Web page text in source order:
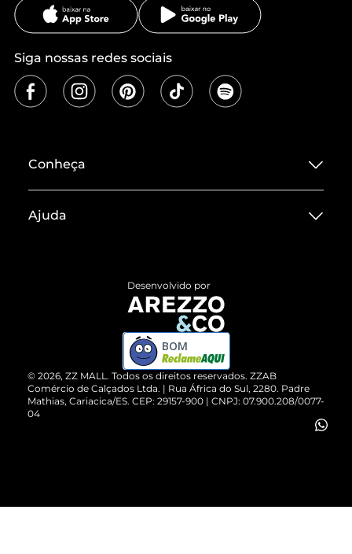
Siga nossas redes sociais
Conheça
Termos de Uso
ZZ MALL é confiável
Cartão Presente
Vendas Corporativas
Ajuda
Devolução do Produto
Compre pelo WhatsApp
© 2026, ZZ MALL. Todos os direitos reservados. ZZAB
Comércio de Calçados Ltda. | Rua África do Sul, 2280. Padre
Mathias, Cariacica/ES. CEP: 29157-900 | CNPJ: 07.900.208/0077-
04
Desenvolvido por
BOM